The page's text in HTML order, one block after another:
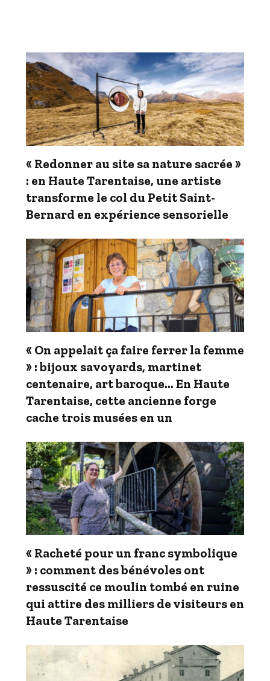
« Redonner au site sa nature sacrée »
: en Haute Tarentaise, une artiste
transforme le col du Petit Saint-
Bernard en expérience sensorielle
« On appelait ça faire ferrer la femme
» : bijoux savoyards, martinet
centenaire, art baroque… En Haute
Tarentaise, cette ancienne forge
cache trois musées en un
« Racheté pour un franc symbolique
» : comment des bénévoles ont
ressuscité ce moulin tombé en ruine
qui attire des milliers de visiteurs en
Haute Tarentaise